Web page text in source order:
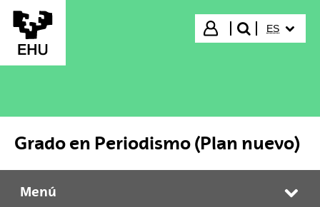
Saltar al contenido principal
Iniciar sesión
buscar"
ES
Grado en Periodismo (Plan nuevo)
Grado en Periodismo (Plan nuevo)
Menú